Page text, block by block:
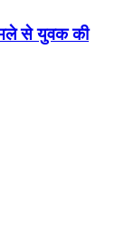
से युवक की